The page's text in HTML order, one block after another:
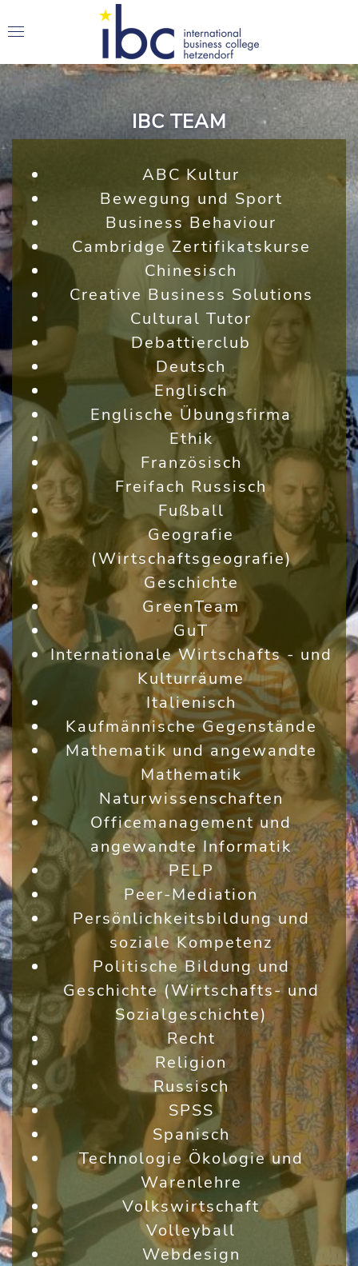
IBC TEAM
ABC Kultur
Bewegung und Sport
Business Behaviour
Cambridge Zertifikatskurse
Chinesisch
Creative Business Solutions
Cultural Tutor
Debattierclub
Deutsch
Englisch
Englische Übungsfirma
Ethik
Französisch
Freifach Russisch
Fußball
Geografie
(Wirtschaftsgeografie)
Geschichte
GreenTeam
GuT
Internationale Wirtschafts - und
Kulturräume
Italienisch
Kaufmännische Gegenstände
Mathematik und angewandte
Mathematik
Naturwissenschaften
Officemanagement und
angewandte Informatik
PELP
Peer-Mediation
Persönlichkeitsbildung und
soziale Kompetenz
Politische Bildung und
Geschichte (Wirtschafts- und
Sozialgeschichte)
Recht
Religion
Russisch
SPSS
Spanisch
Technologie Ökologie und
Warenlehre
Volkswirtschaft
Volleyball
Webdesign